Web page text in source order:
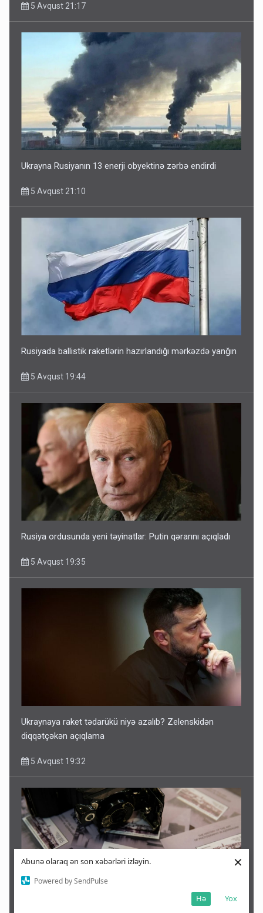
Abunə olaraq ən son xəbərləri izləyin.
Powered by SendPulse
Yox
Hə
×
5 Avqust 21:17
Ukrayna Rusiyanın 13 enerji obyektinə zərbə endirdi
5 Avqust 21:10
Rusiyada ballistik raketlərin hazırlandığı mərkəzdə yanğın
5 Avqust 19:44
Rusiya ordusunda yeni təyinatlar: Putin qərarını açıqladı
5 Avqust 19:35
Ukraynaya raket tədarükü niyə azalıb? Zelenskidən
diqqətçəkən açıqlama
5 Avqust 19:32